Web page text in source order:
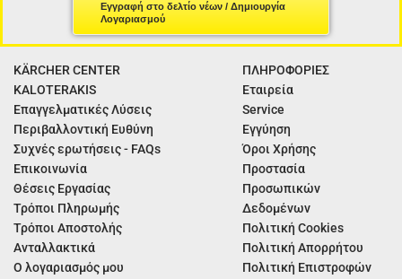
Εγγραφή στο δελτίο νέων / Δημιουργία
Λογαριασμού
KÄRCHER CENTER
KALOTERAKIS
Επαγγελματικές Λύσεις
Περιβαλλοντική Ευθύνη
Συχνές ερωτήσεις - FAQs
Επικοινωνία
Θέσεις Εργασίας
Τρόποι Πληρωμής
Τρόποι Αποστολής
Ανταλλακτικά
Ο λογαριασμός μου
ΠΛΗΡΟΦΟΡΙΕΣ
Εταιρεία
Service
Εγγύηση
Όροι Χρήσης
Προστασία
Προσωπικών
Δεδομένων
Πολιτική Cookies
Πολιτική Απορρήτου
Πολιτική Επιστροφών